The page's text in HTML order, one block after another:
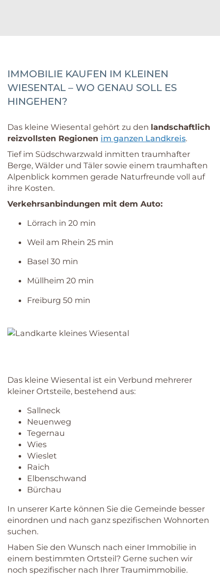
IMMOBILIE KAUFEN IM KLEINEN
WIESENTAL – WO GENAU SOLL ES
HINGEHEN?
Das kleine Wiesental gehört zu den landschaftlich
reizvollsten Regionen im ganzen Landkreis.
Tief im Südschwarzwald inmitten traumhafter
Berge, Wälder und Täler sowie einem traumhaften
Alpenblick kommen gerade Naturfreunde voll auf
ihre Kosten.
Verkehrsanbindungen mit dem Auto:
Lörrach in 20 min
Weil am Rhein 25 min
Basel 30 min
Müllheim 20 min
Freiburg 50 min
Das kleine Wiesental ist ein Verbund mehrerer
kleiner Ortsteile, bestehend aus:
Sallneck
Neuenweg
Tegernau
Wies
Wieslet
Raich
Elbenschwand
Bürchau
In unserer Karte können Sie die Gemeinde besser
einordnen und nach ganz spezifischen Wohnorten
suchen.
Haben Sie den Wunsch nach einer Immobilie in
einem bestimmten Ortsteil? Gerne suchen wir
noch spezifischer nach Ihrer Traumimmobilie.